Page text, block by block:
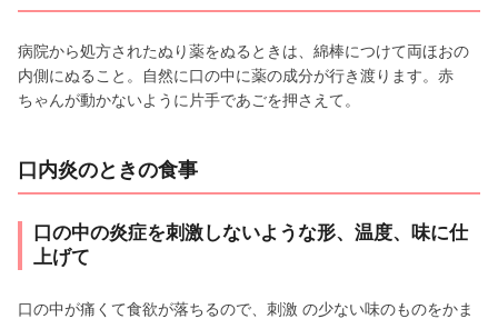
病院から処方されたぬり薬をぬるときは、綿棒につけて両ほおの
内側にぬること。自然に口の中に薬の成分が行き渡ります。赤
ちゃんが動かないように片手であごを押さえて。
口内炎のときの食事
口の中の炎症を刺激しないような形、温度、味に仕
上げて
口の中が痛くて食欲が落ちるので、刺激 の少ない味のものをかま